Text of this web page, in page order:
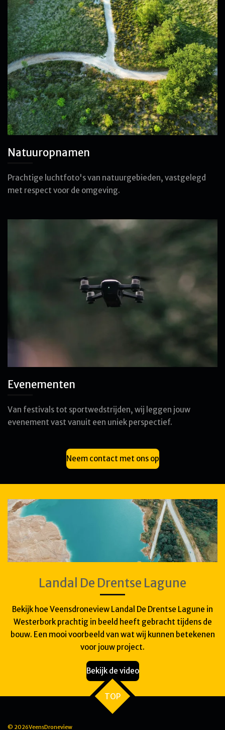
Natuuropnamen
Prachtige luchtfoto's van natuurgebieden, vastgelegd
met respect voor de omgeving.
Evenementen
Van festivals tot sportwedstrijden, wij leggen jouw
evenement vast vanuit een uniek perspectief.
Neem contact met ons op
Landal De Drentse Lagune
Bekijk hoe Veensdroneview Landal De Drentse Lagune in
Westerbork prachtig in beeld heeft gebracht tijdens de
bouw. Een mooi voorbeeld van wat wij kunnen betekenen
voor jouw project.
Bekijk de video
TOP
© 2026VeensDroneview